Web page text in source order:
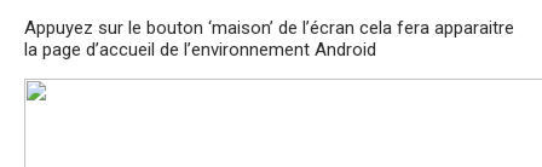
Appuyez sur le bouton ‘maison’ de l’écran cela fera apparaitre
la page d’accueil de l’environnement Android